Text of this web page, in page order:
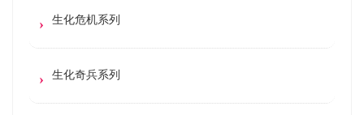
生化危机系列
生化奇兵系列